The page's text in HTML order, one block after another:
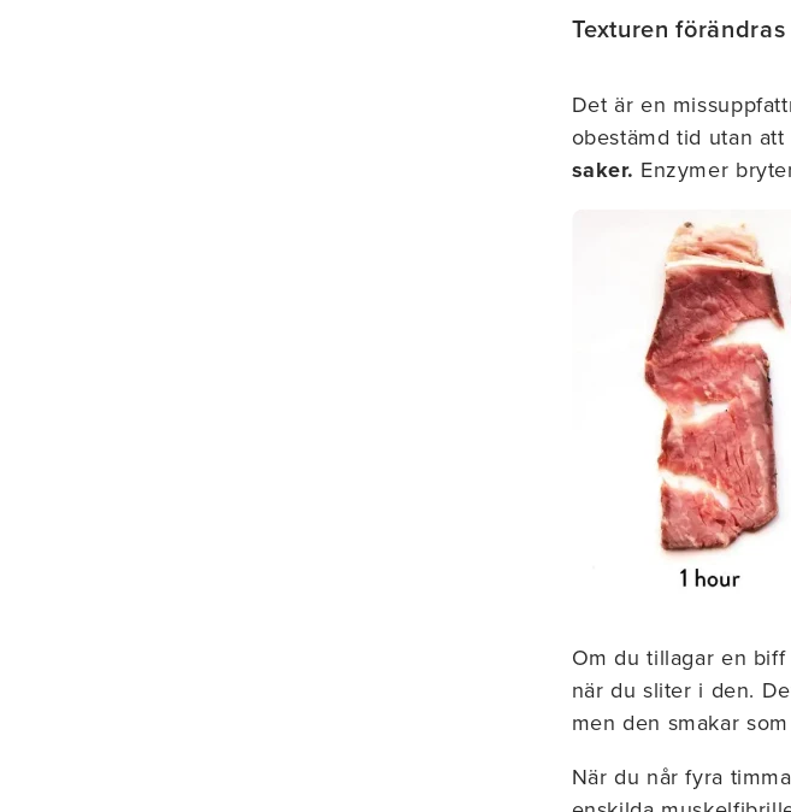
Texturen
Det är en
obestämd tid utan
saker. Enzymer
Om du tillagar en biff
när du sliter i den.
men den smakar
När du når fyra